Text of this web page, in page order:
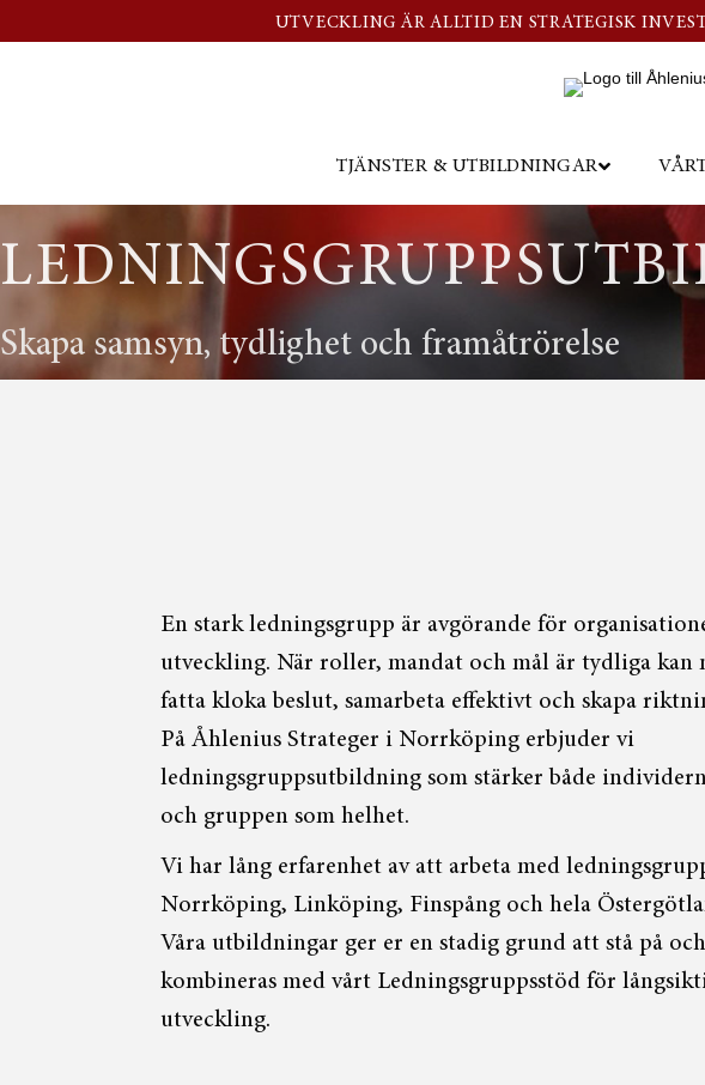
UTVECKLING ÄR ALLTID EN STRATEGISK
TJÄNSTER & UTBILDNINGAR
Skapa samsyn, tydlighet och framåtrörelse
En stark ledningsgrupp är avgörande för
utveckling. När roller, mandat och mål är tydliga kan
fatta kloka beslut, samarbeta effektivt och skapa
På Åhlenius Strateger i Norrköping erbjuder vi
ledningsgruppsutbildning som stärker både
och gruppen som helhet.
Vi har lång erfarenhet av att arbeta med
Norrköping, Linköping, Finspång och hela
Våra utbildningar ger er en stadig grund att stå på
kombineras med vårt Ledningsgruppsstöd för
utveckling.